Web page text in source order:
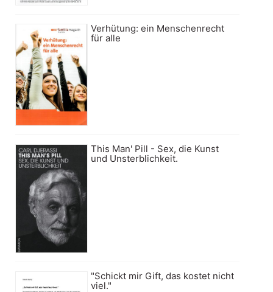
Verhütung: ein Menschenrecht
für alle
This Man' Pill - Sex, die Kunst
und Unsterblichkeit.
"Schickt mir Gift, das kostet nicht
viel."